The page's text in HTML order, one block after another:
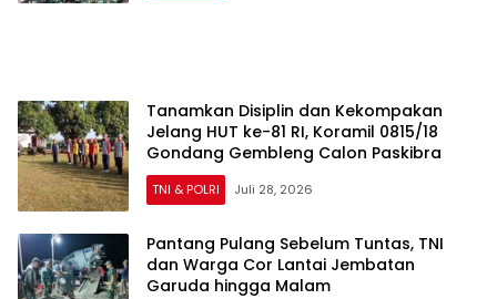
Tanamkan Disiplin dan Kekompakan
Jelang HUT ke-81 RI, Koramil 0815/18
Gondang Gembleng Calon Paskibra
TNI & POLRI Juli 28, 2026
Pantang Pulang Sebelum Tuntas, TNI
dan Warga Cor Lantai Jembatan
Garuda hingga Malam